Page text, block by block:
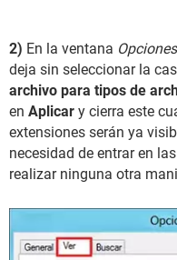
2) En la ventana
deja sin seleccionar la
archivo para tipos de
en Aplicar y cierra este
extensiones serán ya
necesidad de entrar en
realizar ninguna otra